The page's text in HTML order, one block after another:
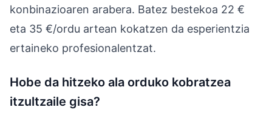
konbinazioaren arabera. Batez bestekoa 22 €
eta 35 €/ordu artean kokatzen da esperientzia
ertaineko profesionalentzat.
Hobe da hitzeko ala orduko kobratzea
itzultzaile gisa?